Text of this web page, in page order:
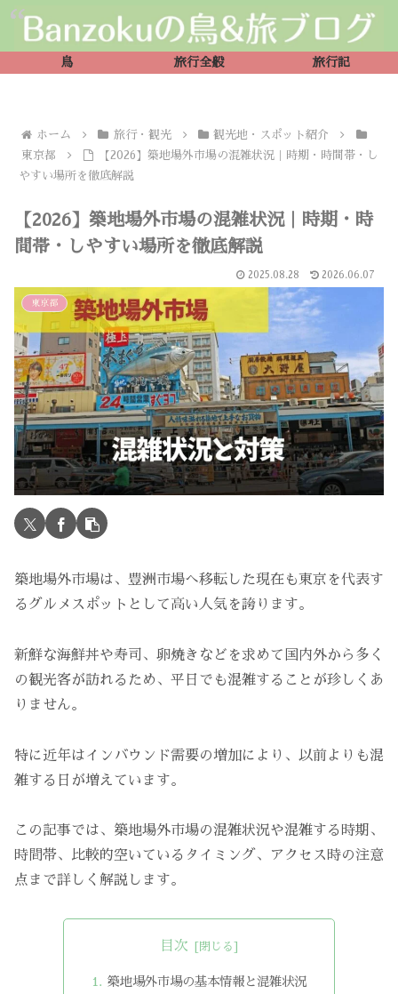
鳥 旅行全般 旅行記
ホーム 旅行・観光
観光地・スポット紹介
東京都
【2026】築地場外市場の混雑状況｜時期・時間帯・し
やすい場所を徹底解説
【2026】築地場外市場の混雑状況｜時期・時
間帯・しやすい場所を徹底解説
2025.08.28 2026.06.07
東京都
築地場外市場は、豊洲市場へ移転した現在も東京を代表す
るグルメスポットとして高い人気を誇ります。
新鮮な海鮮丼や寿司、卵焼きなどを求めて国内外から多く
の観光客が訪れるため、平日でも混雑することが珍しくあ
りません。
特に近年はインバウンド需要の増加により、以前よりも混
雑する日が増えています。
この記事では、築地場外市場の混雑状況や混雑する時期、
時間帯、比較的空いているタイミング、アクセス時の注意
点まで詳しく解説します。
目次
築地場外市場の基本情報と混雑状況